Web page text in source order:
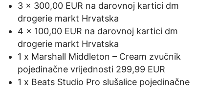
3 x 300,00 EUR na darovnoj kartici dm
drogerie markt Hrvatska
4 x 100,00 EUR na darovnoj kartici dm
drogerie markt Hrvatska
1 x Marshall Middleton – Cream zvučnik
pojedinačne vrijednosti 299,99 EUR
1 x Beats Studio Pro slušalice pojedinačne